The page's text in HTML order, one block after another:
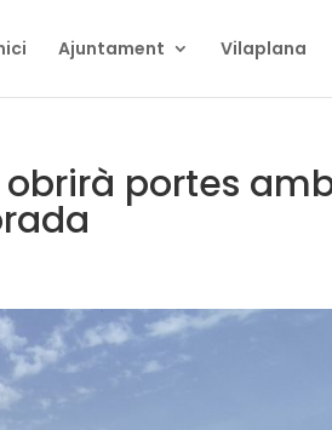
Ajuntament Vilaplana
portes